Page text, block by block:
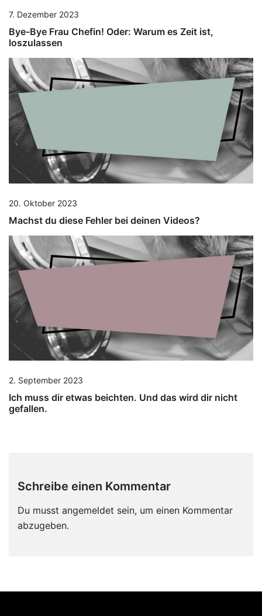
7. Dezember 2023
Bye-Bye Frau Chefin! Oder: Warum es Zeit ist,
loszulassen
20. Oktober 2023
Machst du diese Fehler bei deinen Videos?
2. September 2023
Ich muss dir etwas beichten. Und das wird dir nicht
gefallen.
Schreibe einen Kommentar
Du musst angemeldet sein, um einen Kommentar
abzugeben.